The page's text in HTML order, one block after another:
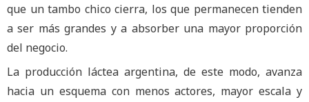
que un tambo chico cierra, los que permanecen tienden
a ser más grandes y a absorber una mayor proporción
del negocio.
La producción láctea argentina, de este modo, avanza
hacia un esquema con menos actores, mayor escala y